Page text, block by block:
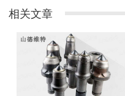
相关文章